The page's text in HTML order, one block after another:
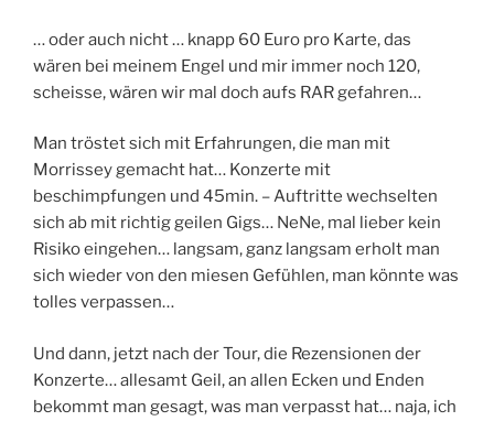
… oder auch nicht … knapp 60 Euro pro Karte, das
wären bei meinem Engel und mir immer noch 120,
scheisse, wären wir mal doch aufs RAR gefahren…
Man tröstet sich mit Erfahrungen, die man mit
Morrissey gemacht hat… Konzerte mit
beschimpfungen und 45min. – Auftritte wechselten
sich ab mit richtig geilen Gigs… NeNe, mal lieber kein
Risiko eingehen… langsam, ganz langsam erholt man
sich wieder von den miesen Gefühlen, man könnte was
tolles verpassen…
Und dann, jetzt nach der Tour, die Rezensionen der
Konzerte… allesamt Geil, an allen Ecken und Enden
bekommt man gesagt, was man verpasst hat… naja, ich